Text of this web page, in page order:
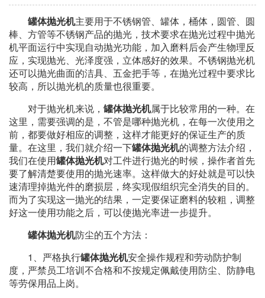
罐体抛光机主要用于不锈钢管、罐体，桶体，圆管、圆
棒、方管等不锈钢产品的抛光，技术要求在抛光过程中抛光
机平面运行中实现自动抛光功能，加入磨料后会产生物理反
应，实现抛光、光泽度强，立体感好的效果。不锈钢抛光机
还可以抛光曲面的洁具、五金把手等，在抛光过程中要求比
较高，所以抛光机的质量也很重要。
对于抛光机来说， 罐体抛光机属于比较常用的一种。在
这里，需要强调的是，不管是哪种抛光机，在每一次使用之
前，都要做好相应的调整，这样才能更好的保证生产的质
量。在这里，我们就介绍一下罐体抛光机的调整方法介绍，
我们在使用罐体抛光机对工件进行抛光的时候，操作者首先
要了解清楚要使用的抛光速率。这样做大的好处就是可以快
速清理掉抛光件的磨损层，终实现假组织完全消失的目的。
而为了实现这一抛光的结果，一定要保证磨料的较粗，调整
好这一使用功能之后，可以使抛光率进一步提升。
罐体抛光机防尘的五个方法：
1、严格执行罐体抛光机安全操作规程和劳动防护制
度，严禁员工培训不合格和不按规定佩戴使用防尘、防静电
等劳保用品上岗。